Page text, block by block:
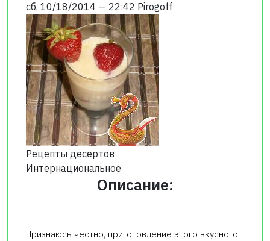
сб, 10/18/2014 — 22:42 Pirogoff
Рецепты десертов
Интернациональное
Описание:
Признаюсь честно, приготовление этого вкусного